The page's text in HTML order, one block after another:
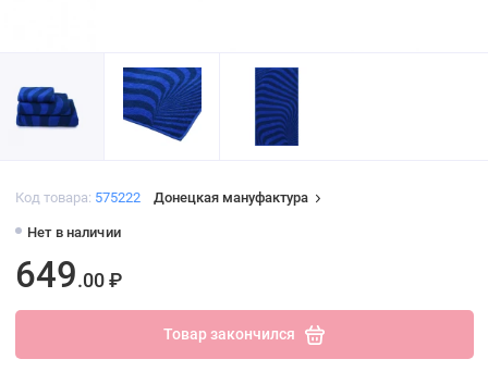
Код товара: 575222 Донецкая мануфактура
Нет в наличии
649.00 ₽
Товар закончился